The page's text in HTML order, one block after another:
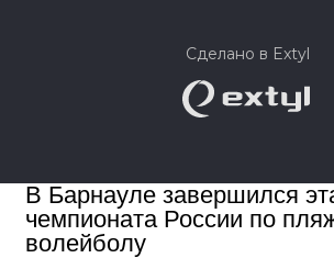
Сделано в Extyl
В Барнауле завершился
чемпионата России по
волейболу